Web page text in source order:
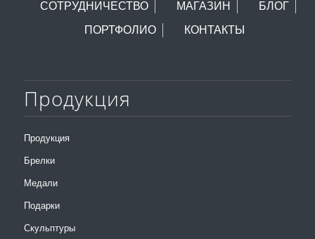
СОТРУДНИЧЕСТВО
МАГАЗИН
БЛОГ
ПОРТФОЛИО
КОНТАКТЫ
Продукция
Продукция
Брелки
Медали
Подарки
Скульптуры